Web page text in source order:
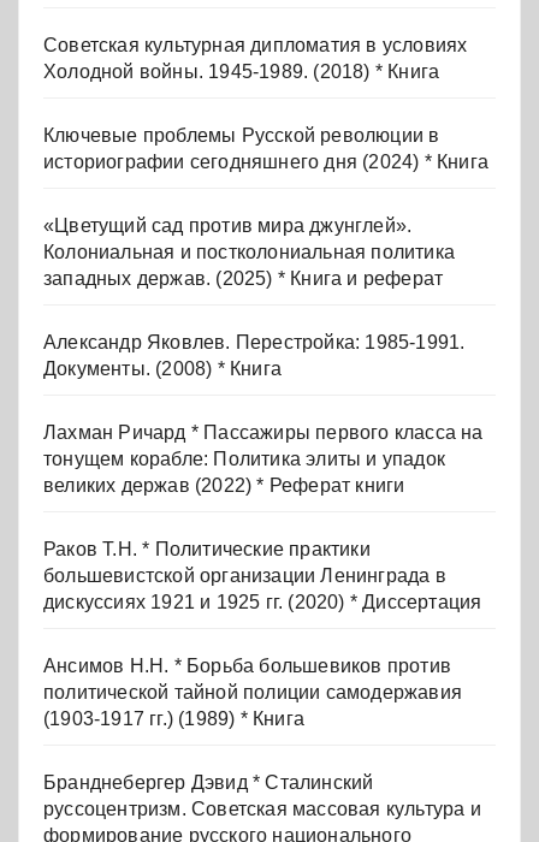
Советская культурная дипломатия в условиях
Холодной войны. 1945-1989. (2018) * Книга
Ключевые проблемы Русской революции в
историографии сегодняшнего дня (2024) * Книга
«Цветущий сад против мира джунглей».
Колониальная и постколониальная политика
западных держав. (2025) * Книга и реферат
Александр Яковлев. Перестройка: 1985-1991.
Документы. (2008) * Книга
Лахман Ричард * Пассажиры первого класса на
тонущем корабле: Политика элиты и упадок
великих держав (2022) * Реферат книги
Раков Т.Н. * Политические практики
большевистской организации Ленинграда в
дискуссиях 1921 и 1925 гг. (2020) * Диссертация
Ансимов Н.Н. * Борьба большевиков против
политической тайной полиции самодержавия
(1903-1917 гг.) (1989) * Книга
Бранднебергер Дэвид * Сталинский
руссоцентризм. Советская массовая культура и
формирование русского национального